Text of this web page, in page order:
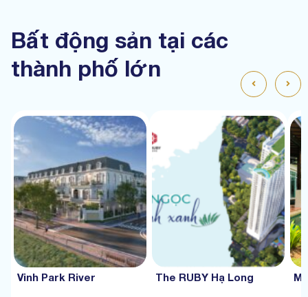
Bất động sản tại các
thành phố lớn
Vinh Park River The RUBY Hạ Long